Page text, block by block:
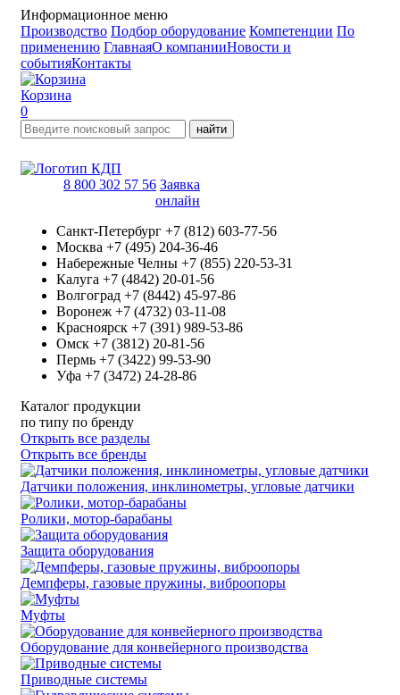
Информационное меню
Производство Подбор оборудование Компетенции По
применению ГлавнаяО компанииНовости и
событияКонтакты
Корзина
0
найти
8 800 302 57 56 Заявка
онлайн
Санкт-Петербург +7 (812) 603-77-56
Москва +7 (495) 204-36-46
Набережные Челны +7 (855) 220-53-31
Калуга +7 (4842) 20-01-56
Волгоград +7 (8442) 45-97-86
Воронеж +7 (4732) 03-11-08
Красноярск +7 (391) 989-53-86
Омск +7 (3812) 20-81-56
Пермь +7 (3422) 99-53-90
Уфа +7 (3472) 24-28-86
Каталог продукции
по типу по бренду
Открыть все разделы
Открыть все бренды
Датчики положения, инклинометры, угловые датчики
Ролики, мотор-барабаны
Защита оборудования
Демпферы, газовые пружины, виброопоры
Муфты
Оборудование для конвейерного производства
Приводные системы